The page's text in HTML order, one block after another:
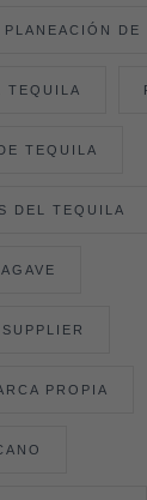
PLANEACIÓN DE
TEQUILA
TEQUILA
DEL TEQUILA
PROPIA